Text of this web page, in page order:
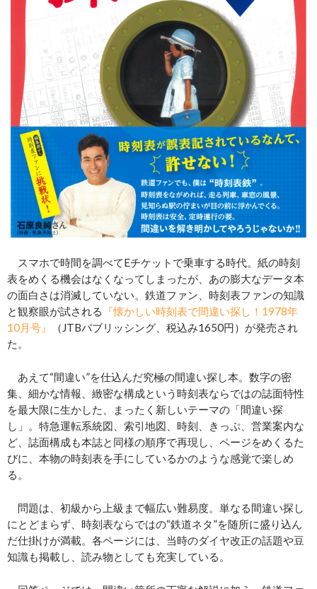
スマホで時間を調べてEチケットで乗車する時代。紙の時刻
表をめくる機会はなくなってしまったが、あの膨大なデータ本
の面白さは消滅していない。鉄道ファン、時刻表ファンの知識
と観察眼が試される
『懐かしい時刻表で間違い探し！1978年
10月号』
（JTBパブリッシング、税込み1650円）が発売され
た。
あえて“間違い”を仕込んだ究極の間違い探し本。数字の密
集、細かな情報、緻密な構成という時刻表ならではの誌面特性
を最大限に生かした、まったく新しいテーマの「間違い探
し」。特急運転系統図、索引地図、時刻、きっぷ、営業案内な
ど、誌面構成も本誌と同様の順序で再現し、ページをめくるた
びに、本物の時刻表を手にしているかのような感覚で楽しめ
る。
問題は、初級から上級まで幅広い難易度。単なる間違い探し
にとどまらず、時刻表ならではの“鉄道ネタ”を随所に盛り込ん
だ仕掛けが満載。各ページには、当時のダイヤ改正の話題や豆
知識も掲載し、読み物としても充実している。